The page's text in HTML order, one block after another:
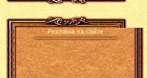
Реклама на сайте